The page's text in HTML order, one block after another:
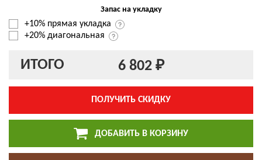
Запас на укладку
+10% прямая укладка
+20% диагональная
ИТОГО 6 802 ₽
ПОЛУЧИТЬ СКИДКУ
ДОБАВИТЬ В КОРЗИНУ